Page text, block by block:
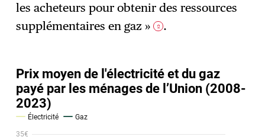
les acheteurs pour obtenir des ressources
supplémentaires en gaz » 2 .